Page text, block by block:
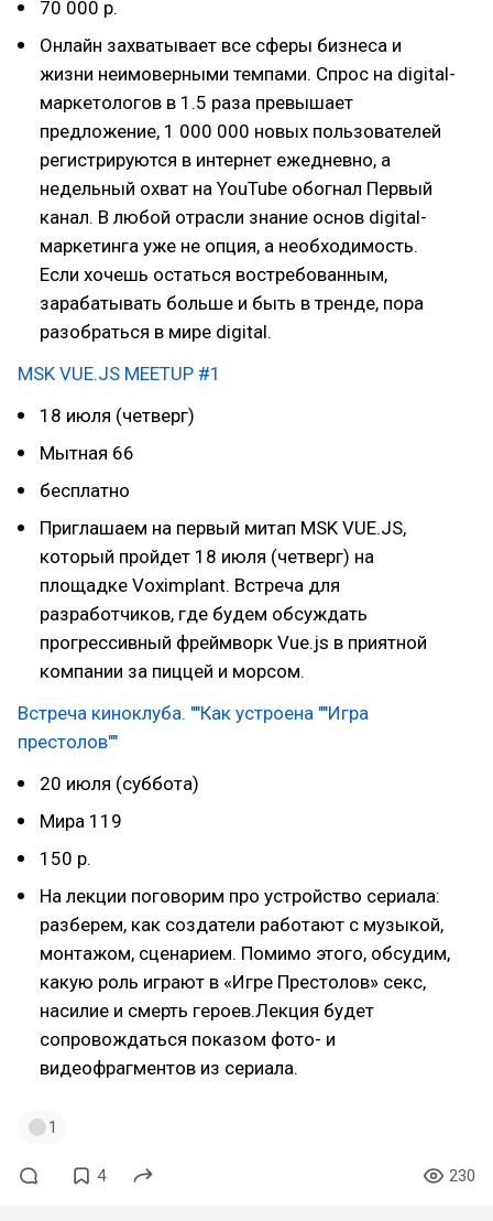
70 000 р.
Онлайн захватывает все сферы бизнеса и
жизни неимоверными темпами. Спрос на digital-
маркетологов в 1.5 раза превышает
предложение, 1 000 000 новых пользователей
регистрируются в интернет ежедневно, а
недельный охват на YouTube обогнал Первый
канал. В любой отрасли знание основ digital-
маркетинга уже не опция, а необходимость.
Если хочешь остаться востребованным,
зарабатывать больше и быть в тренде, пора
разобраться в мире digital.
MSK VUE.JS MEETUP #1
18 июля (четверг)
Мытная 66
бесплатно
Приглашаем на первый митап MSK VUE.JS,
который пройдет 18 июля (четверг) на
площадке Voximplant. Встреча для
разработчиков, где будем обсуждать
прогрессивный фреймворк Vue.js в приятной
компании за пиццей и морсом.
Встреча киноклуба. ""Как устроена ""Игра
престолов""
20 июля (суббота)
Мира 119
150 р.
На лекции поговорим про устройство сериала:
разберем, как создатели работают с музыкой,
монтажом, сценарием. Помимо этого, обсудим,
какую роль играют в «Игре Престолов» секс,
насилие и смерть героев.Лекция будет
сопровождаться показом фото- и
видеофрагментов из сериала.
1
4 230